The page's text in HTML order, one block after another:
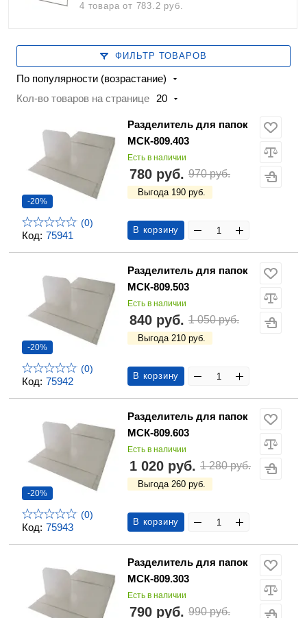
4 товараот 783.2 руб.
ФИЛЬТР ТОВАРОВ
По популярности (возрастание)
Кол-во товаров на странице
20
Код: 75941
-20%
(0)
Разделитель для папок
МСК-809.403
Есть в наличии
780 руб. 970 руб.
Выгода 190 руб.
В корзину
Код: 75942
-20%
(0)
Разделитель для папок
МСК-809.503
Есть в наличии
840 руб. 1 050 руб.
Выгода 210 руб.
В корзину
Код: 75943
-20%
(0)
Разделитель для папок
МСК-809.603
Есть в наличии
1 020 руб. 1 280 руб.
Выгода 260 руб.
В корзину
Разделитель для папок
МСК-809.303
Есть в наличии
790 руб. 990 руб.